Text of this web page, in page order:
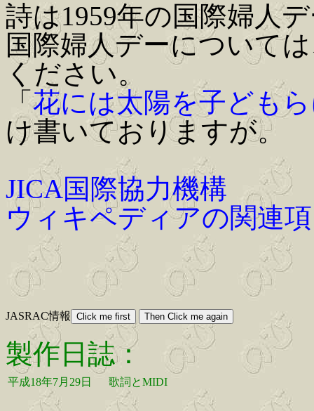
詩は1959年の国際婦人
国際婦人デーについて
ください。
「花には太陽を子ども
け書いておりますが。
JICA国際協力機構
ウィキペディアの関連
JASRAC情報
製作日誌：
平成18年7月29日 歌詞とMIDI